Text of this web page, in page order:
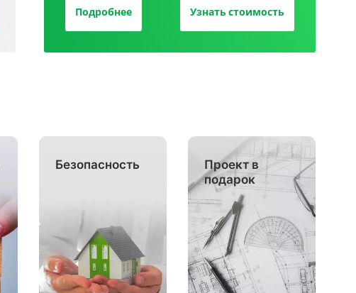
Подробнее Узнать стоимость
Безопасность
Проект в
подарок